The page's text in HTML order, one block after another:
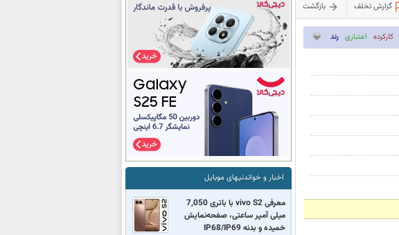
گزارش تخلف بازگشت
کارکرده اعتباری رند
اخبار و خواندنیهای موبایل
معرفی vivo S2 با باتری 7,050
میلی آمپر ساعتی، صفحه‌نمایش
خمیده و بدنه IP68/IP69